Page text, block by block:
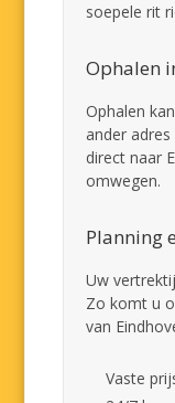
soepele rit
Ophalen
Ophalen
ander
direct naar
omwegen.
Planning
Uw
Zo komt u
van
Vaste